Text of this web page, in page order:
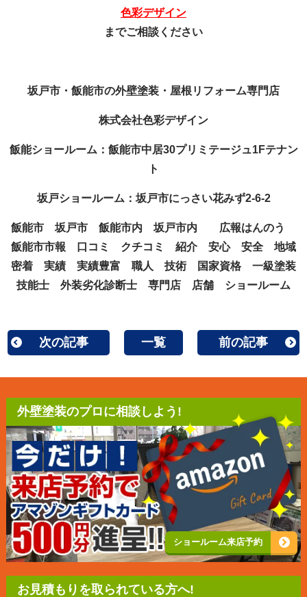
色彩デザイン
までご相談ください
坂戸市・飯能市の外壁塗装・屋根リフォーム専門店
株式会社色彩デザイン
飯能ショールーム：飯能市中居30プリミテージュ1Fテナン
ト
坂戸ショールーム：坂戸市にっさい花みず2-6-2
飯能市 坂戸市 飯能市内 坂戸市内 広報はんのう
飯能市市報 口コミ クチコミ 紹介 安心 安全 地域
密着 実績 実績豊富 職人 技術 国家資格 一級塗装
技能士 外装劣化診断士 専門店 店舗 ショールーム
次の記事 一覧 前の記事
外壁塗装のプロに相談しよう!
ショールーム来店予約
お見積もりを取られている方へ!